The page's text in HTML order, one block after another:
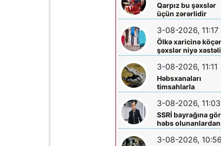
Qarpız bu şəxslər
üçün zərərlidir
3-08-2026, 11:17
Ölkə xaricinə
şəxslər niyə
tapırlar?
3-08-2026, 11:11
Həbsxanaları
timsahlarla
mühafizə etmək
planı - Qalmaqal
yaratdı
3-08-2026, 11:03
SSRİ bayrağına
həbs olunanlardan
biri Elçin Bayramlı
imiş
3-08-2026, 10:56